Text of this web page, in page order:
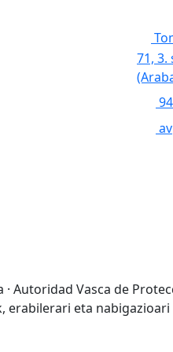
71, 3.
Autoridad Vasca de
eta